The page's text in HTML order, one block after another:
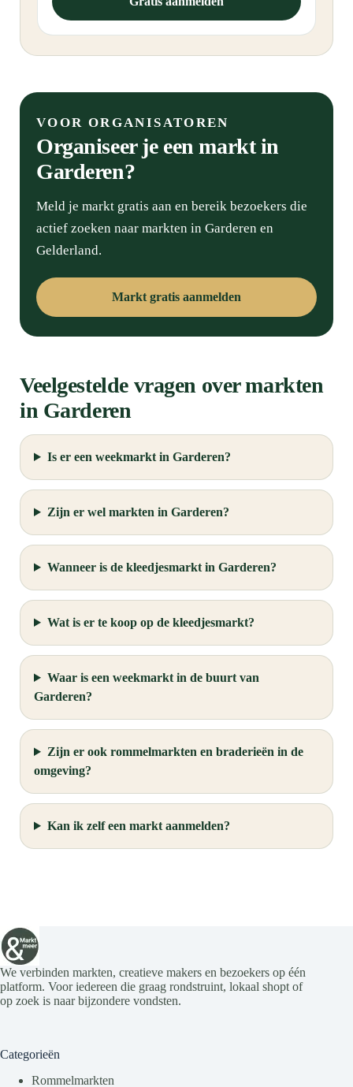
E
m
a
i
VOOR ORGANISATOREN
Organiseer je een markt in
Garderen?
Meld je markt gratis aan en bereik bezoekers die
actief zoeken naar markten in Garderen en
Gelderland.
Markt gratis aanmelden
Veelgestelde vragen over markten
in Garderen
Is er een weekmarkt in Garderen?
Zijn er wel markten in Garderen?
Wanneer is de kleedjesmarkt in Garderen?
Wat is er te koop op de kleedjesmarkt?
Waar is een weekmarkt in de buurt van
Garderen?
Zijn er ook rommelmarkten en braderieën in de
omgeving?
Kan ik zelf een markt aanmelden?
We verbinden markten, creatieve makers en bezoekers op één
platform. Voor iedereen die graag rondstruint, lokaal shopt of
op zoek is naar bijzondere vondsten.
Categorieën
Rommelmarkten